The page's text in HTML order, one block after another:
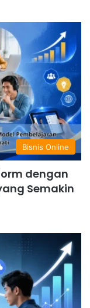
Bisnis Online
dengan
Semakin